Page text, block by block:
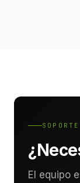
SOPORTE
El equipo